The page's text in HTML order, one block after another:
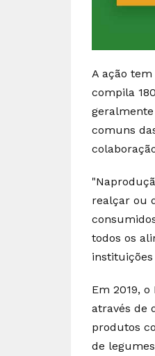
A ação tem
compila
comuns
realçar ou
todos os
instituições
Em 2019,
através de
produtos
de